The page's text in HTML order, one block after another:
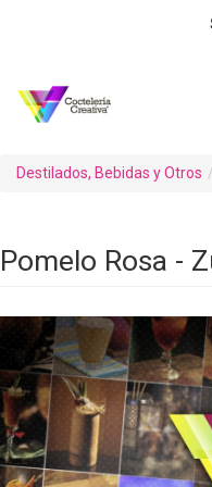
Destilados, Bebidas y Otros
Pomelo Rosa -